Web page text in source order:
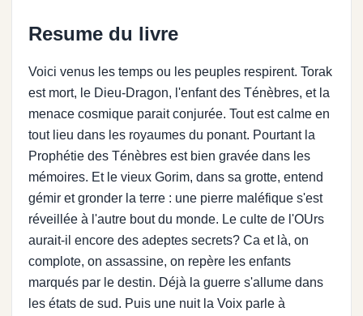
Resume du livre
Voici venus les temps ou les peuples respirent. Torak
est mort, le Dieu-Dragon, l'enfant des Ténèbres, et la
menace cosmique parait conjurée. Tout est calme en
tout lieu dans les royaumes du ponant. Pourtant la
Prophétie des Ténèbres est bien gravée dans les
mémoires. Et le vieux Gorim, dans sa grotte, entend
gémir et gronder la terre : une pierre maléfique s'est
réveillée à l'autre bout du monde. Le culte de l'OUrs
aurait-il encore des adeptes secrets? Ca et là, on
complote, on assassine, on repère les enfants
marqués par le destin. Déjà la guerre s'allume dans
les états de sud. Puis une nuit la Voix parle à